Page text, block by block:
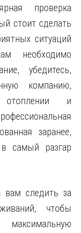
проверка
стоит сделать
ситуаций
необходимо
убедитесь,
компанию,
отоплении и
заранее,
самый разгар
вам следить за
чтобы